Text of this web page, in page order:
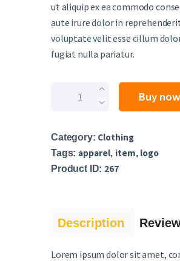
ut aliquip ex ea commodo
aute irure dolor in
voluptate velit esse cillum
fugiat nulla pariatur.
Buy now
Category: Clothing
Tags: apparel, item, logo
Product ID: 267
Description
Lorem ipsum dolor sit amet,